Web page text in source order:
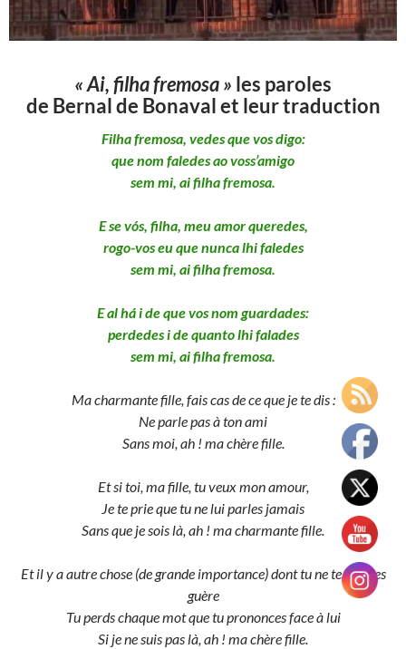
« Ai, filha fremosa » les paroles
de Bernal de Bonaval et leur traduction
Filha fremosa, vedes que vos digo:
que nom faledes ao voss’amigo
sem mi, ai filha fremosa.
E se vós, filha, meu amor queredes,
rogo-vos eu que nunca lhi faledes
sem mi, ai filha fremosa.
E al há i de que vos nom guardades:
perdedes i de quanto lhi falades
sem mi, ai filha fremosa.
Ma charmante fille, fais cas de ce que je te dis :
Ne parle pas à ton ami
Sans moi, ah ! ma chère fille.
Et si toi, ma fille, tu veux mon amour,
Je te prie que tu ne lui parles jamais
Sans que je sois là, ah ! ma charmante fille.
Et il y a autre chose (de grande importance) dont tu ne te soucies
guère
Tu perds chaque mot que tu prononces face à lui
Si je ne suis pas là, ah ! ma chère fille.